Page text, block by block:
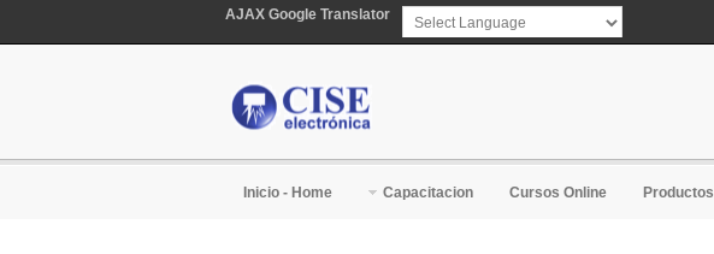
AJAX Google Translator
Inicio - Home Capacitacion Cursos Online Productos